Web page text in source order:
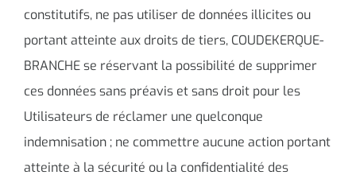
constitutifs, ne pas utiliser de données illicites ou
portant atteinte aux droits de tiers, COUDEKERQUE-
BRANCHE se réservant la possibilité de supprimer
ces données sans préavis et sans droit pour les
Utilisateurs de réclamer une quelconque
indemnisation ; ne commettre aucune action portant
atteinte à la sécurité ou la confidentialité des